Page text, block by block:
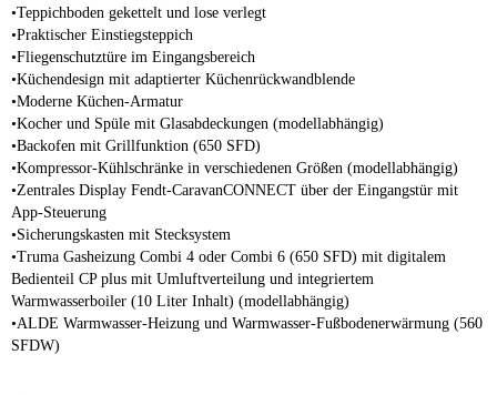
•Teppichboden gekettelt und lose verlegt
•Praktischer Einstiegsteppich
•Fliegenschutztüre im Eingangsbereich
•Küchendesign mit adaptierter Küchenrückwandblende
•Moderne Küchen-Armatur
•Kocher und Spüle mit Glasabdeckungen (modellabhängig)
•Backofen mit Grillfunktion (650 SFD)
•Kompressor-Kühlschränke in verschiedenen Größen (modellabhängig)
•Zentrales Display Fendt-CaravanCONNECT über der Eingangstür mit
App-Steuerung
•Sicherungskasten mit Stecksystem
•Truma Gasheizung Combi 4 oder Combi 6 (650 SFD) mit digitalem
Bedienteil CP plus mit Umluftverteilung und integriertem
Warmwasserboiler (10 Liter Inhalt) (modellabhängig)
•ALDE Warmwasser-Heizung und Warmwasser-Fußbodenerwärmung (560
SFDW)